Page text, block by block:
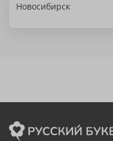
Новосибирск